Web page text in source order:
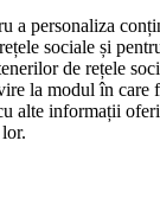
a personaliza
sociale și
de rețele
la modul în care
alte informații